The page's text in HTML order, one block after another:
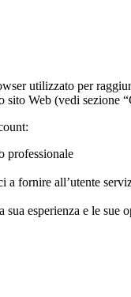
utilizzato per
sito Web (vedi sezione
professionale
a fornire all’utente
esperienza e le